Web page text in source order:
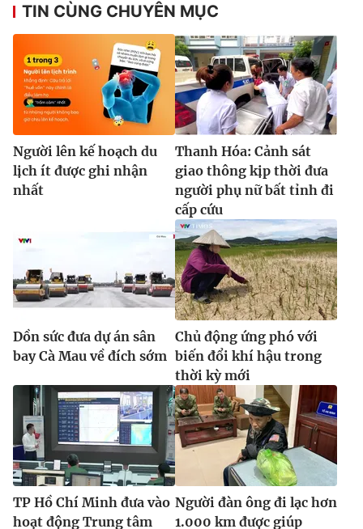
TIN CÙNG CHUYÊN MỤC
Người lên kế hoạch du
lịch ít được ghi nhận
nhất
Thanh Hóa: Cảnh sát
giao thông kịp thời đưa
người phụ nữ bất tỉnh đi
cấp cứu
Dồn sức đưa dự án sân
bay Cà Mau về đích sớm
Chủ động ứng phó với
biến đổi khí hậu trong
thời kỳ mới
TP Hồ Chí Minh đưa vào
hoạt động Trung tâm
Người đàn ông đi lạc hơn
1.000 km được giúp